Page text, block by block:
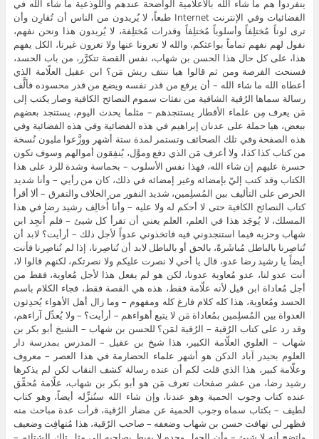
ينفردوا هم ما شاء الله بالأعلامية الواضحة عندهم واللوذعية ما شاء الله في
الفضائيات وفي الإنترنت Internet طبعاً، لا يُريدون من الناس أن تُقارِن وأن
ترى لوناً مُختلِفاً وأسلوباً مُختلِفاً وقدرات مُختلِفة، لا يُريدون هذا ونحن نفهم،
نقول لهم نفهم تماماً بواعثكم، والله لا تغرونا عنها ولا تغرون غيرنا، الكل يفهم
هذا، على كل حال هذا الحسن بن شهاب، نفس القصة تتكرَّر، من باب الحسد،
فسنحت الفرصة ومن ثم قالوا هيا ننتف ريش مَن؟ ابن عقيل العلّامة الذي
أعطاه الله ما شاء الله – أن يرفع من قدر نفسه ويضع من قدر محسوده فألَّف
رسالة سماها الرُقية الشافية من نفثات سموم النصائح الكافية وصار يكتب إلى
مَن يعرف مِن علماء الأقطار يستنجدهم – مثلما يحدث اليوم، يستنجد بعضهم
ببعض، هيا حملة على عدنان إبراهيم في هذه الفضائية وفي هذه الفضائية وفي
هذه الصفحة وفي تلك الصحائف وتستمر لمدة ستة أشهر ووزَّعوا مليون نُسخة
من كتاب كذا كذا، ولا أعرف مَن الذي دفع وموَّل، يُنفِقون أموالهم وسوف تكون
حسرة عليهم إن شاء الله، فهذا نفس الأسلوب – بحماسة وشدة للرد على هذا
الكتاب وقد كتب إليّ بإمضائه وغير إمضائه في ذلك، كان من رأيي – وأنا شديد
الحرص على التأليف بين المُسلِمين، شديد النفور من الخلاف والتفرق – ألا أقرأ
كتاب النصائح الكافية حتى لا أحكم له ولا عليه – وأنا أُخالِف رشيد رضا في هذا
المسلك، لا يُوجَد هذا في العلم، العلم يعني أن تقرأ كل شيئ – فلم أُنجِد ابن
شهاب وحزبه فيما استنجدوني فيه فاتخذوني عدواً لأجل ذلك – أرأيت؟ لابد أن
تُناصِرنا بالباطل مُباشَرةً، بالحق أو بالباطل لابد أن تُناصِرنا، إذا لم تُناصِرنا فأنت
أيضاً يا رشيد رضا عدو، قال يا أخي لا نصرت عليكم ولا نصرتكم، لكنهم قالوا لا،
أنت عدو لنا، عدو مُعاوية عدونا، لكن هو لم يفعل هذا لأجل مُعاوية، فقط من
أجل مُعاداة ابن قيل لأنه علّامة فقط، هذه هي القصة فقط، فجاء الكلام باسم
الحسد ومُعاوية، هذا كله كلام فارغ كله ومفهوم – وما زال أهل الأهواء يُحدِثون
العدواة بين المُسلِمين بمُعاداة مَن لا يتبع أهواءهم – أرأيت؟ – ولا يُعدِّل آراءهم،
وقد رد على كتاب الرُقية – الرُقية لمَن؟ للحسن بن شهاب – الشيخ أبو بكر بن
شهاب – العلوي العلّامة الكبير، هذا شيخ بن عقيل – المدرس بمدرسة دار
العلوم بحيدر آباد الدكن هو أشهر علماء الحضارمة في هذا العصر – معروف
وعلّامة كبير، هذا الذي قلت لكم أن عنده رسالة كشف النقاب لكن لم يذكرها
رشيد رضا، من عشر صفحات تعرف مَن هو أبو بكر بن شهاب، علّامة مُحقِّق
عنده كتاب وجوب الحمية وهو عندنا، وإن شاء الله سنُنزِّله أيضاً، وهو كتاب
لطيف – بكتاب سماه وجوب الحمية عن مضار الرُقية، قرأت عدة مباحث منه
فظهر لي تهافت حسن بن شهاب وضعفه – صاحب الرُقية، هذا مُتهافِت وضعيف